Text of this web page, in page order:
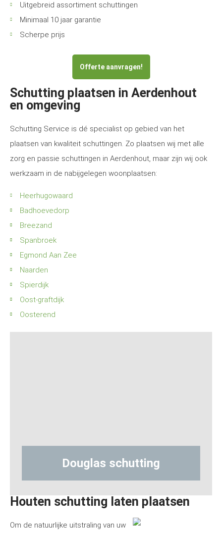
Uitgebreid assortiment schuttingen
Minimaal 10 jaar garantie
Scherpe prijs
Offerte aanvragen!
Schutting plaatsen in Aerdenhout
en omgeving
Schutting Service is dé specialist op gebied van het
plaatsen van kwaliteit schuttingen. Zo plaatsen wij met alle
zorg en passie schuttingen in Aerdenhout, maar zijn wij ook
werkzaam in de nabijgelegen woonplaatsen:
Heerhugowaard
Badhoevedorp
Breezand
Spanbroek
Egmond Aan Zee
Naarden
Spierdijk
Oost-graftdijk
Oosterend
schutting Hout-
Houten schutting laten plaatsen
Om de natuurlijke uitstraling van uw